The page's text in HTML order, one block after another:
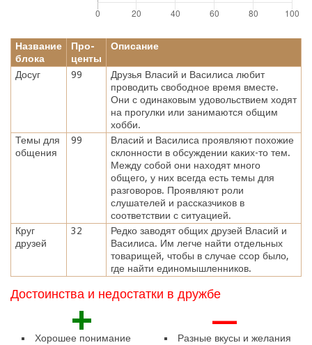
Название
блока
Про-
центы
Описание
Досуг 99
Друзья Власий и Василиса любит
проводить свободное время вместе.
Они с одинаковым удовольствием ходят
на прогулки или занимаются общим
хобби.
Темы для
общения
99
Власий и Василиса проявляют похожие
склонности в обсуждении каких-то тем.
Между собой они находят много
общего, у них всегда есть темы для
разговоров. Проявляют роли
слушателей и рассказчиков в
соответствии с ситуацией.
Круг
друзей
32
Редко заводят общих друзей Власий и
Василиса. Им легче найти отдельных
товарищей, чтобы в случае ссор было,
где найти единомышленников.
Достоинства и недостатки в дружбе
+
Хорошее понимание
—
Разные вкусы и желания